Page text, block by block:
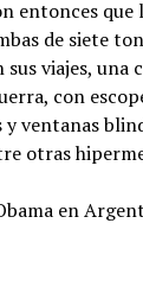
entonces que
de siete
sus viajes,
con
ventanas
otras